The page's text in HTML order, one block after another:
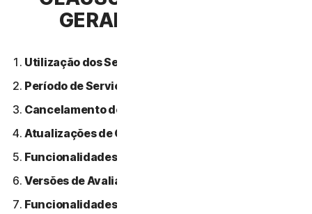
GERAIS DE SERVIÇO
Utilização dos Serviços.
Período de Serviço.
Cancelamento do Serviço.
Atualizações de Conteúdo.
Funcionalidades ou Conteúdos de Terceiros.
Versões de Avaliação Gratuitas.
Funcionalidades Beta.